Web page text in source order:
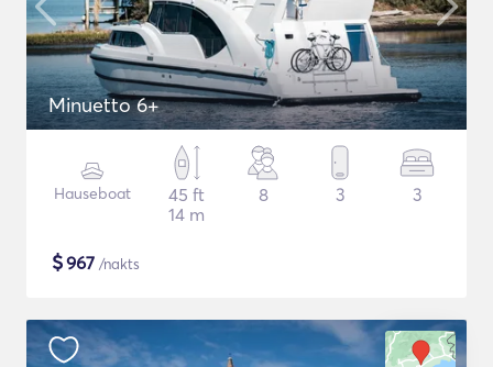
Minuetto 6+
Hauseboat
45 ft
14 m
8 3 3
$967 /nakts